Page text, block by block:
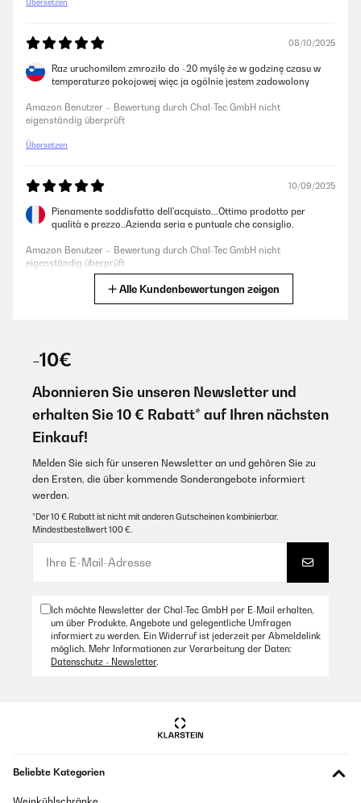
Übersetzen
08/10/2025
Raz uruchomiłem zmroziło do -20 myślę że w godzinę czasu w
temperaturze pokojowej więc ja ogólnie jestem zadowolony
Amazon Benutzer – Bewertung durch Chal-Tec GmbH nicht
eigenständig überprüft
Übersetzen
10/09/2025
Pienamente soddisfatto dell'acquisto...Ottimo prodotto per
qualità e prezzo..Azienda seria e puntuale che consiglio.
Amazon Benutzer – Bewertung durch Chal-Tec GmbH nicht
eigenständig überprüft
Caben muchas cosas, enfría rápido, buena compra.
Amazon Benutzer – Bewertung durch Chal-Tec GmbH nicht
23/08/2025
Parfaite et efficace mais mériterait une poignée rétractable plus
Amazon Benutzer – Bewertung durch Chal-Tec GmbH nicht
25/07/2025
Perfecto gran capacidad y calidad
Alle Kundenbewertungen zeigen
-10€
Abonnieren Sie unseren Newsletter und
erhalten Sie 10 € Rabatt* auf Ihren nächsten
Einkauf!
Melden Sie sich für unseren Newsletter an und gehören Sie zu
den Ersten, die über kommende Sonderangebote informiert
werden.
*Der 10 € Rabatt ist nicht mit anderen Gutscheinen kombinierbar.
Mindestbestellwert 100 €.
Ich möchte Newsletter der Chal-Tec GmbH per E-Mail erhalten,
um über Produkte, Angebote und gelegentliche Umfragen
informiert zu werden. Ein Widerruf ist jederzeit per Abmeldelink
möglich. Mehr Informationen zur Verarbeitung der Daten:
Datenschutz - Newsletter.
Beliebte Kategorien